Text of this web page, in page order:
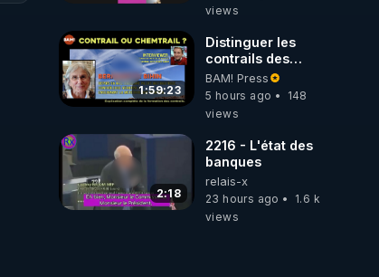
views
1:59:23
Distinguer les
contrails des
chemtrails par
Bernadette Bihin
BAM! Press
5 hours ago
148
views
2:18
2216 - L'état des
banques
relais-x
23 hours ago
1.6 k
views